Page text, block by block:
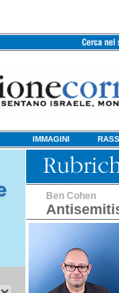
IMMAGINI
Ben Cohen